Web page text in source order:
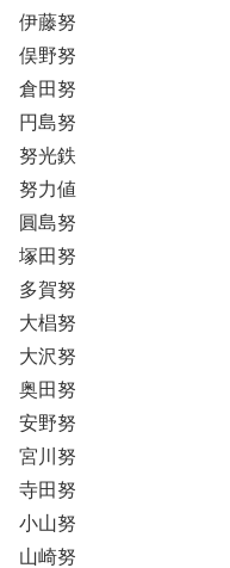
伊藤努
俣野努
倉田努
円島努
努光鉄
努力値
圓島努
塚田努
多賀努
大椙努
大沢努
奥田努
安野努
宮川努
寺田努
小山努
山崎努